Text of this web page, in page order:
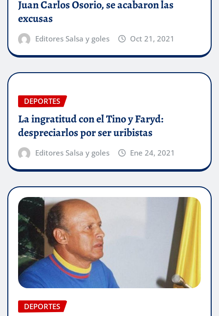
Juan Carlos Osorio, se acabaron las
excusas
Editores Salsa y goles Oct 21, 2021
DEPORTES
La ingratitud con el Tino y Faryd:
despreciarlos por ser uribistas
Editores Salsa y goles Ene 24, 2021
DEPORTES